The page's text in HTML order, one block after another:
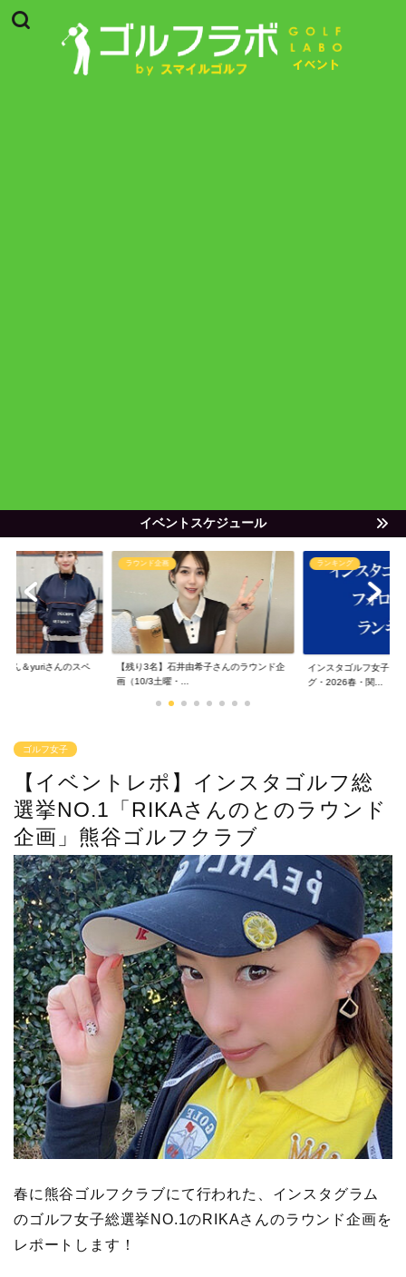
イベントスケジュール
ん＆yuriさんのスペ
ラウンド企画
【残り3名】石井由希子さんのラウンド企
画（10/3土曜・...
ランキング
インスタゴルフ女子フ
グ・2026春・関...
ゴルフ女子
【イベントレポ】インスタゴルフ総
選挙NO.1「RIKAさんのとのラウンド
企画」熊谷ゴルフクラブ
春に熊谷ゴルフクラブにて行われた、インスタグラム
のゴルフ女子総選挙NO.1のRIKAさんのラウンド企画を
レポートします！